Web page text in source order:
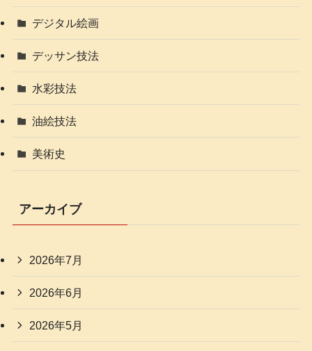
デジタル絵画
デッサン技法
水彩技法
油絵技法
美術史
アーカイブ
2026年7月
2026年6月
2026年5月